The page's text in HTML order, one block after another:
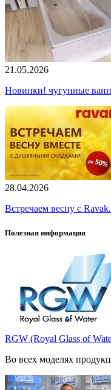
21.05.2026
Новинки! чугунные
28.04.2026
Встречаем весну с
Полезная информация
RGW (Royal Glass of
Во всех моделях